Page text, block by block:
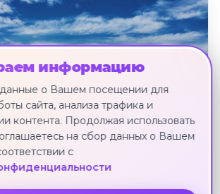
информацию
о Вашем посещении для
сайта, анализа трафика и
контента. Продолжая использовать
на сбор данных о Вашем
с